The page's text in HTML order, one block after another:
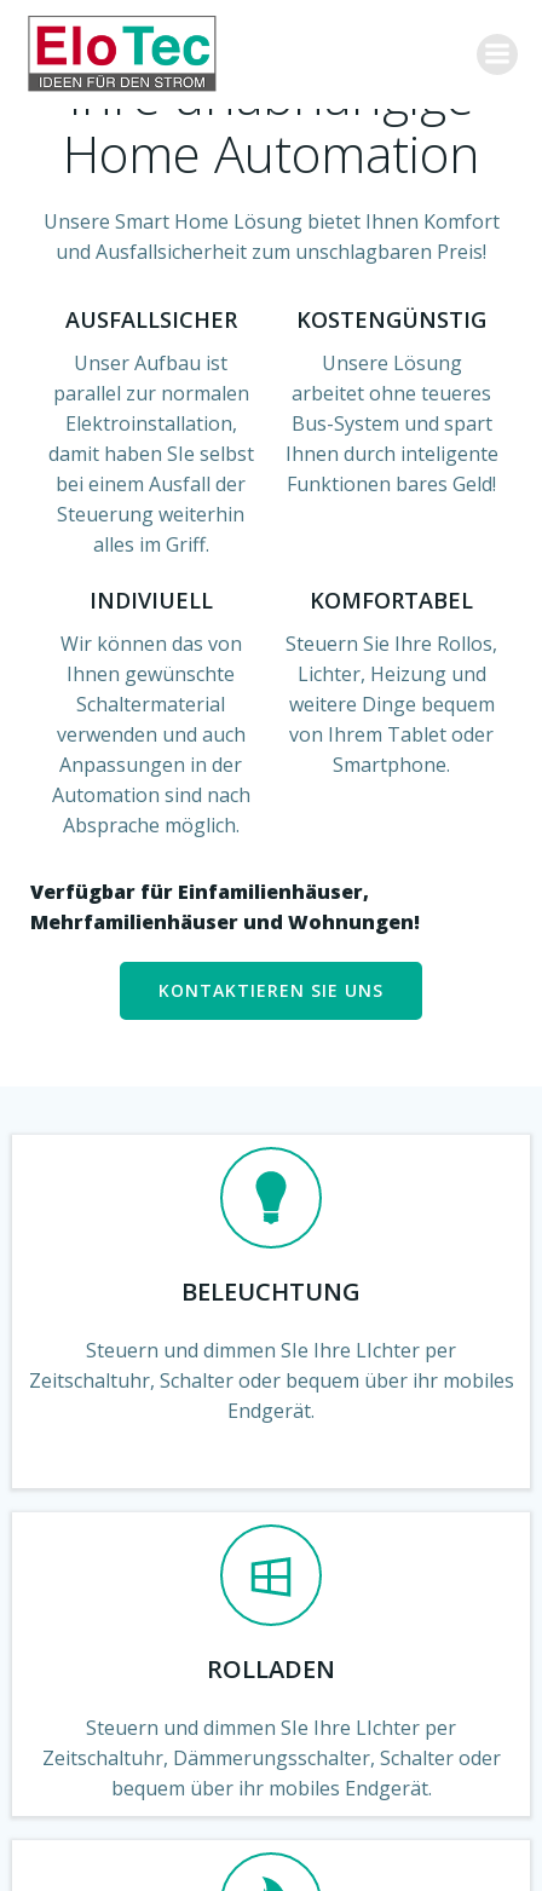
Ihre unabhängige
Home Automation
Unsere Smart Home Lösung bietet Ihnen Komfort
und Ausfallsicherheit zum unschlagbaren Preis!
AUSFALLSICHER
Unser Aufbau ist
parallel zur normalen
Elektroinstallation,
damit haben SIe selbst
bei einem Ausfall der
Steuerung weiterhin
alles im Griff.
KOSTENGÜNSTIG
Unsere Lösung
arbeitet ohne teueres
Bus-System und spart
Ihnen durch inteligente
Funktionen bares Geld!
INDIVIUELL
Wir können das von
Ihnen gewünschte
Schaltermaterial
verwenden und auch
Anpassungen in der
Automation sind nach
Absprache möglich.
KOMFORTABEL
Steuern Sie Ihre Rollos,
Lichter, Heizung und
weitere Dinge bequem
von Ihrem Tablet oder
Smartphone.
Verfügbar für Einfamilienhäuser,
Mehrfamilienhäuser und Wohnungen!
KONTAKTIEREN SIE UNS
BELEUCHTUNG
Steuern und dimmen SIe Ihre LIchter per
Zeitschaltuhr, Schalter oder bequem über ihr mobiles
Endgerät.
ROLLADEN
Steuern und dimmen SIe Ihre LIchter per
Zeitschaltuhr, Dämmerungsschalter, Schalter oder
bequem über ihr mobiles Endgerät.